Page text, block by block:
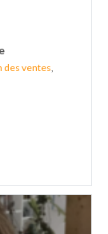
ventes,